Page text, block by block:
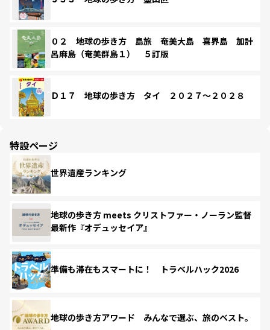
０２ 地球の歩き方 島旅 奄美大島 喜界島 加計
呂麻島（奄美群島１） ５訂版
Ｄ１７ 地球の歩き方 タイ ２０２７～２０２８
特設ページ
世界遺産ランキング
地球の歩き方 meets クリストファー・ノーラン監督
最新作『オデュッセイア』
準備も滞在もスマートに！ トラベルハック2026
地球の歩き方アワード みんなで選ぶ、旅のベスト。